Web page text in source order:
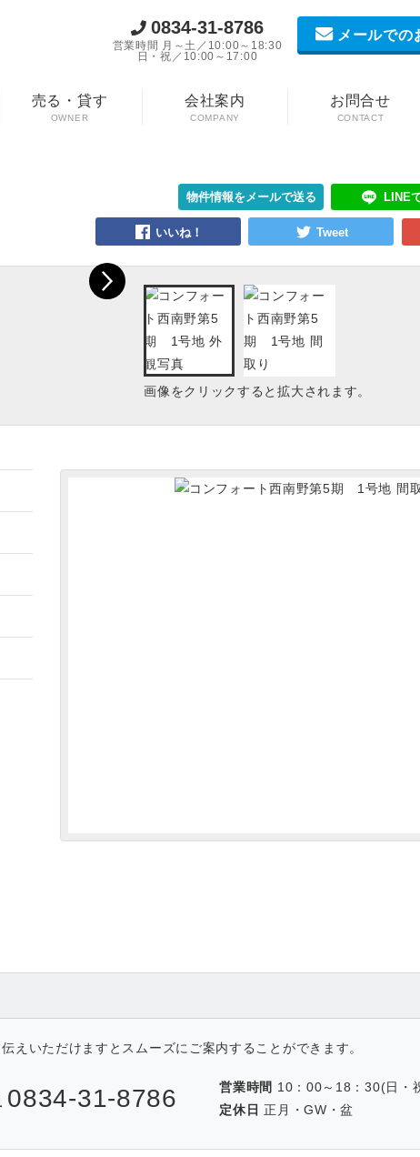
メールでの
0834-31-8786
営業時間 月～土／10:00～18:30
日・祝／10:00～17:00
お問合せ
CONTACT
会社案内
COMPANY
売る・貸す
OWNER
物件情報をメールで送る LINE
画像をクリックすると拡大されます。
えいただけますとスムーズにご案内することができます。
0834-31-8786 営業時間 10：00～18：30(日・
定休日 正月・GW・盆